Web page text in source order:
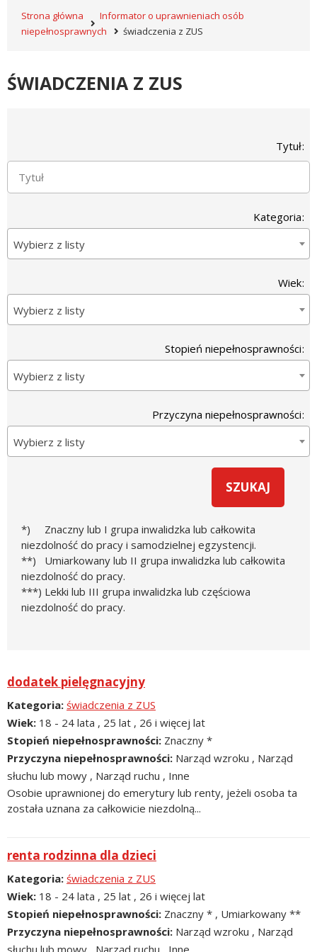
Strona główna
Informator o uprawnieniach osób
niepełnosprawnych
świadczenia z ZUS
ŚWIADCZENIA Z ZUS
Tytuł
Kategoria
Wybierz z listy
Wiek
Wybierz z listy
Stopień niepełnosprawności
Wybierz z listy
Przyczyna niepełnosprawności
Wybierz z listy
*) Znaczny lub I grupa inwalidzka lub całkowita
niezdolność do pracy i samodzielnej egzystencji.
**) Umiarkowany lub II grupa inwalidzka lub całkowita
niezdolność do pracy.
***) Lekki lub III grupa inwalidzka lub częściowa
niezdolność do pracy.
dodatek pielęgnacyjny
Kategoria świadczenia z ZUS
Wiek 18 - 24 lata , 25 lat , 26 i więcej lat
Stopień niepełnosprawności Znaczny *
Przyczyna niepełnosprawności Narząd wzroku , Narząd
słuchu lub mowy , Narząd ruchu , Inne
Osobie uprawnionej do emerytury lub renty, jeżeli osoba ta
została uznana za całkowicie niezdolną...
renta rodzinna dla dzieci
Kategoria świadczenia z ZUS
Wiek 18 - 24 lata , 25 lat , 26 i więcej lat
Stopień niepełnosprawności Znaczny * , Umiarkowany **
Przyczyna niepełnosprawności Narząd wzroku , Narząd
słuchu lub mowy , Narząd ruchu , Inne